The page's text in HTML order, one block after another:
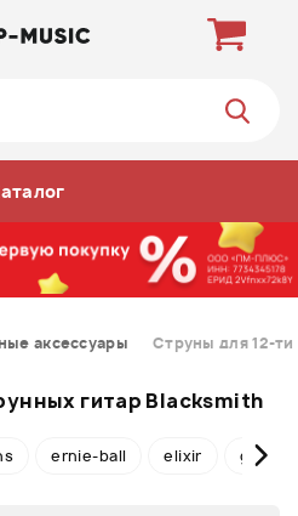
аксессуары Струны для 12-
гитар Blacksmith
ernie-ball elixir